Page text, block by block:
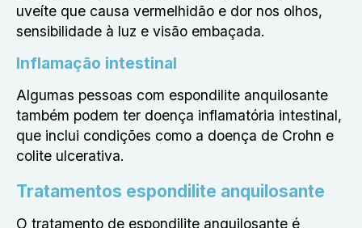
uveíte que causa vermelhidão e dor nos olhos,
sensibilidade à luz e visão embaçada.
Inflamação intestinal
Algumas pessoas com espondilite anquilosante
também podem ter doença inflamatória intestinal,
que inclui condições como a doença de Crohn e
colite ulcerativa.
Tratamentos espondilite anquilosante
O tratamento de espondilite anquilosante é